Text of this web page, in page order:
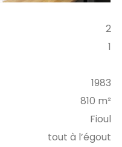
2
1
1983
810 m²
Fioul
tout à l’égout